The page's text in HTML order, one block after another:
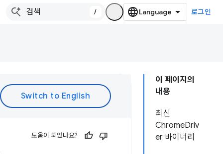
/ 로그인
이 페이지의
내용
최신
ChromeDriv
er 바이너리
도움이 되었나요?